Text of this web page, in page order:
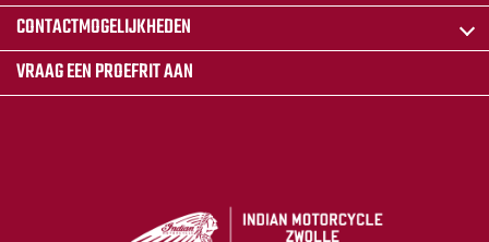
CONTACTMOGELIJKHEDEN
VRAAG EEN PROEFRIT AAN